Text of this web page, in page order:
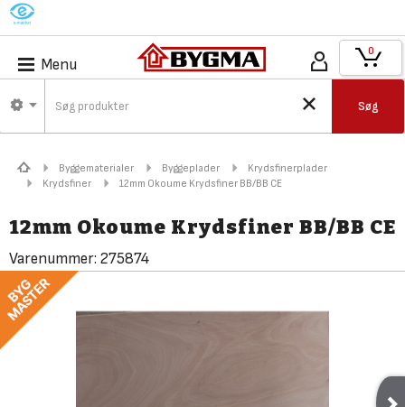
M
Menu
Søg
0
Byggematerialer Byggeplader
Krydsfinerplader
Krydsfiner
12mm Okoume Krydsfiner BB/BB CE
12mm Okoume Krydsfiner BB/BB CE
Varenummer: 275874